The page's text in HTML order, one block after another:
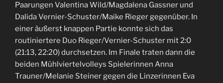
Paarungen Valentina Wild/Magdalena Gassner und
Dalida Vernier-Schuster/Maike Rieger gegenüber. In
einer äußerst knappen Partie konnte sich das
routiniertere Duo Rieger/Vernier-Schuster mit 2:0
(21:13, 22:20) durchsetzen. Im Finale traten dann die
beiden Mühlviertelvolleys Spielerinnen Anna
Trauner/Melanie Steiner gegen die Linzerinnen Eva